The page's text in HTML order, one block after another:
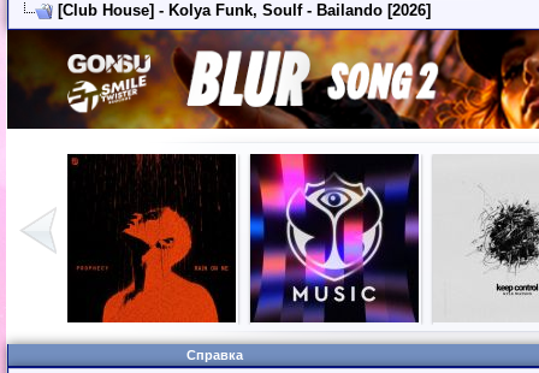
[Club House] - Kolya Funk, Soulf - Bailando [2026]
Справка